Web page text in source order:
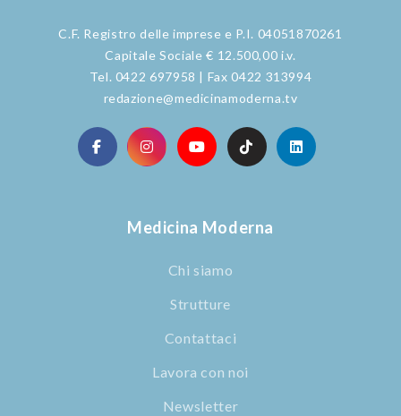
C.F. Registro delle imprese e P.I. 04051870261
Capitale Sociale € 12.500,00 i.v.
Tel. 0422 697958 | Fax 0422 313994
redazione@medicinamoderna.tv
Medicina Moderna
Chi siamo
Strutture
Contattaci
Lavora con noi
Newsletter